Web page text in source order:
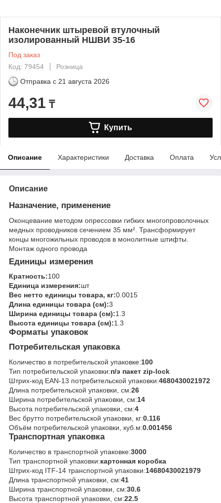
Наконечник штыревой втулочный
изолированный НШВИ 35-16
Под заказ
Код: 79454
Розница
Отправка с 21 августа 2026
44,31 ₸
Купить
Описание Характеристики Доставка Оплата
Описание
Назначение, применение
Оконцевание методом опрессовки гибких многопроволочных
медных проводников сечением 35 мм². Трансформирует
концы многожильных проводов в монолитные штифты.
Монтаж одного провода
Единицы измерения
Кратность:100
Единица измерения:шт
Вес нетто единицы товара, кг:0.0015
Длина единицы товара (см):3
Ширина единицы товара (см):1.3
Высота единицы товара (см):1.3
Форматы упаковок
Потребительская упаковка
Количество в потребительской упаковке:100
Тип потребительской упаковки:п/э пакет zip-lock
Штрих-код EAN-13 потребительской упаковки:4680430021972
Длина потребительской упаковки, см:26
Ширина потребительской упаковки, см:14
Высота потребительской упаковки, см:4
Вес брутто потребительской упаковки, кг:0.116
Объём потребительской упаковки, куб.м:0.001456
Транспортная упаковка
Количество в транспортной упаковке:3000
Тип транспортной упаковки:картонная коробка
Штрих-код ITF-14 транспортной упаковки:14680430021979
Длина транспортной упаковки, см:41
Ширина транспортной упаковки, см:30.6
Высота транспортной упаковки, см:22.5